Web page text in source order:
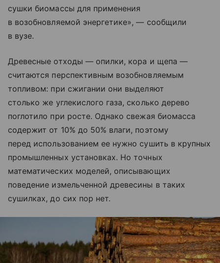
сушки биомассы для применения
в возобновляемой энергетике», — сообщили
в вузе.
Древесные отходы — опилки, кора и щепа —
считаются перспективным возобновляемым
топливом: при сжигании они выделяют
столько же углекислого газа, сколько дерево
поглотило при росте. Однако свежая биомасса
содержит от 10% до 50% влаги, поэтому
перед использованием ее нужно сушить в крупных
промышленных установках. Но точных
математических моделей, описывающих
поведение измельченной древесины в таких
сушилках, до сих пор нет.